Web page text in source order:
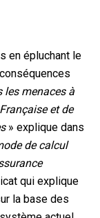
en épluchant le
les menaces à
et de
» explique dans
de calcul
qui explique
la base des